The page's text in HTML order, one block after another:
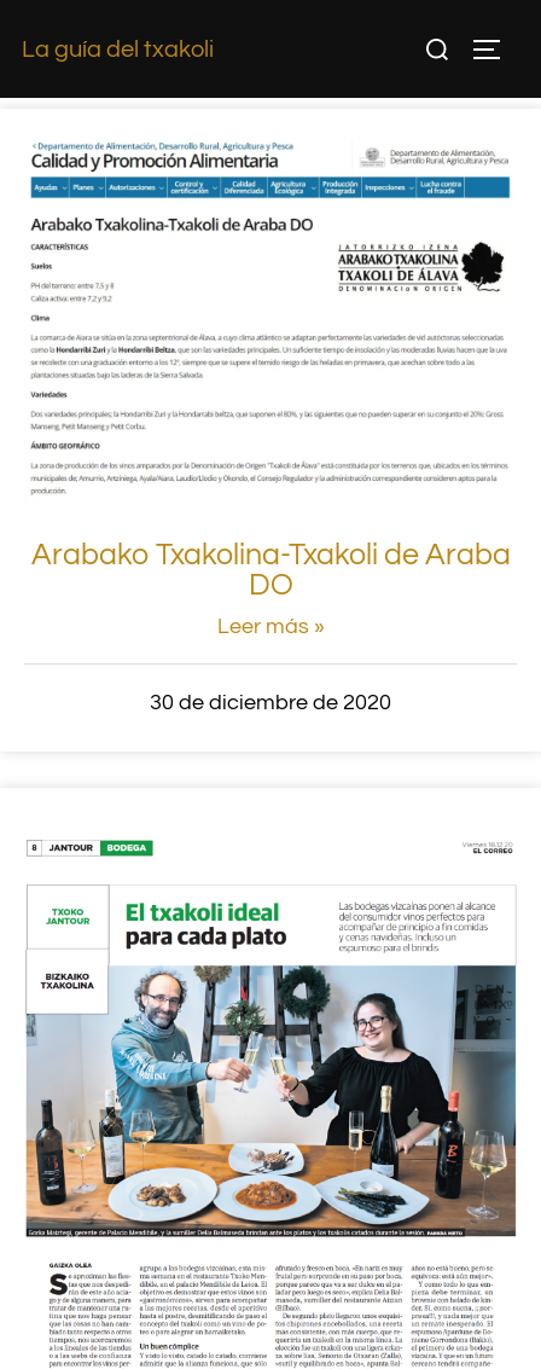
La guía del txakoli
Arabako Txakolina-Txakoli de Araba
DO
Leer más »
30 de diciembre de 2020